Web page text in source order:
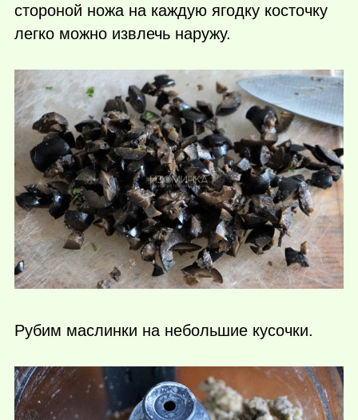
стороной ножа на каждую ягодку косточку
легко можно извлечь наружу.
Рубим маслинки на небольшие кусочки.